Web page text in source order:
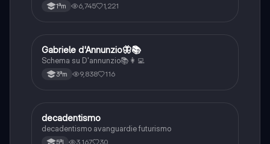
1ªm 6,745 1,221
Italiano
Gabriele d'Annunzio🦋📚
Schema su D'annunzio📚👩‍💻
3ªm 9,838 116
Italiano
decadentismo
decadentismo avanguardie futurismo
5ªl 3,167 30